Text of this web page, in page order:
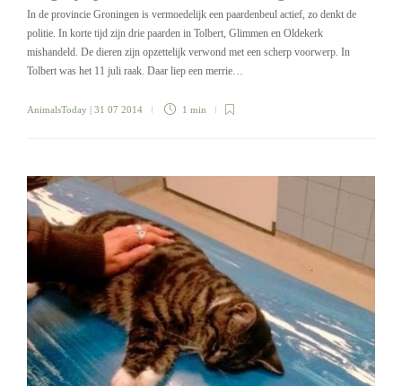
In de provincie Groningen is vermoedelijk een paardenbeul actief, zo denkt de
politie. In korte tijd zijn drie paarden in Tolbert, Glimmen en Oldekerk
mishandeld. De dieren zijn opzettelijk verwond met een scherp voorwerp. In
Tolbert was het 11 juli raak. Daar liep een merrie…
AnimalsToday | 31 07 2014 1 min